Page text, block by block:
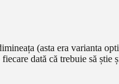
(asta era varianta
dată că trebuie să știe